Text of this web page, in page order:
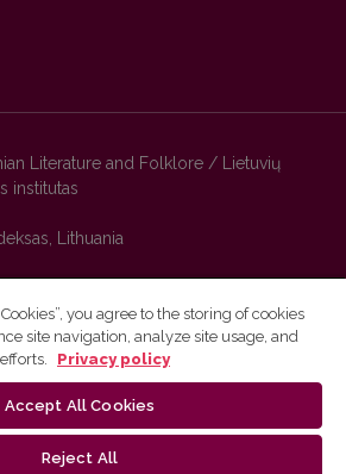
Literature and Folklore / Lietuvių
institutas
Lithuania
platform and metadata are distributed by
you agree to the storing of cookies
site navigation, analyze site usage, and
Privacy policy
Accept All Cookies
Reject All